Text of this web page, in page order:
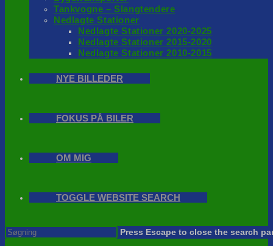
Tankvogne – Slangtendere
Nedlagte Stationer
Nedlagte Stationer 2020-2025
Nedlagte Stationer 2015-2020
Nedlagte Stationer 2010-2015
NYE BILLEDER
FOKUS PÅ BILER
OM MIG
TOGGLE WEBSITE SEARCH
Press Escape to close the search